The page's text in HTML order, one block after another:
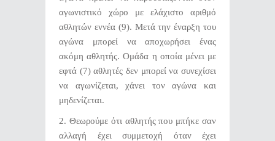
αγωνιστικό χώρο με ελάχιστο αριθμό
αθλητών εννέα (9). Μετά την έναρξη του
αγώνα μπορεί να αποχωρήσει ένας
ακόμη αθλητής. Ομάδα η οποία μένει με
εφτά (7) αθλητές δεν μπορεί να συνεχίσει
να αγωνίζεται, χάνει τον αγώνα και
μηδενίζεται.
2. Θεωρούμε ότι αθλητής που μπήκε σαν
αλλαγή έχει συμμετοχή όταν έχει